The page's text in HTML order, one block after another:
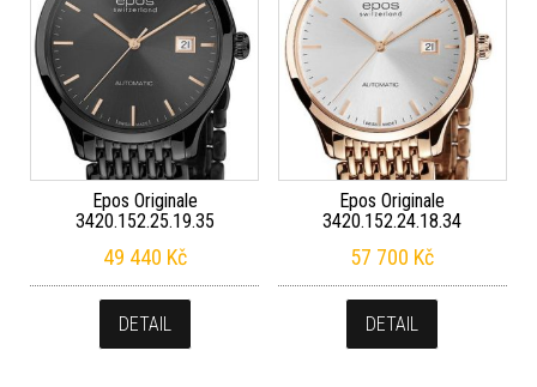
Epos Originale
3420.152.25.19.35
49 440 Kč
DETAIL
Epos Originale
3420.152.24.18.34
57 700 Kč
DETAIL